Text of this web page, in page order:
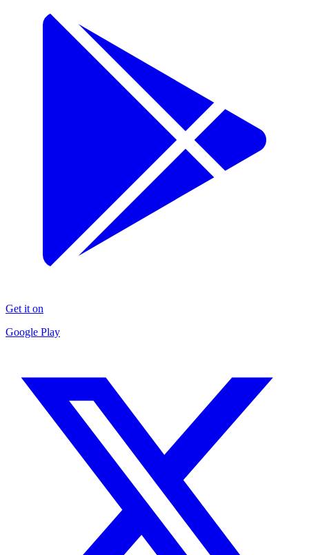
Get it on
Google Play